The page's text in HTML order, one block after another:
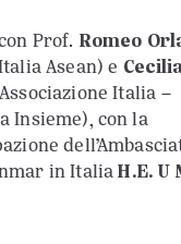
Prof. Romeo
Asean) e
Italia –
Insieme), con la
in ItaliaH.E. U